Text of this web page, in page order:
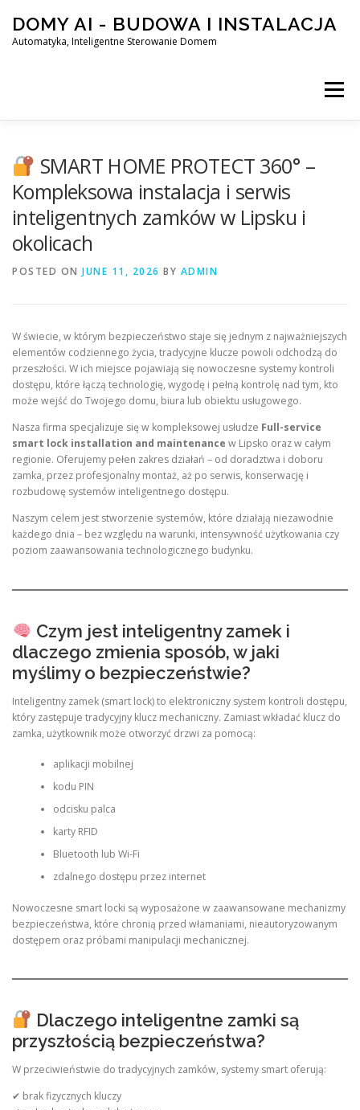
content
DOMY AI - BUDOWA I INSTALACJA
Automatyka, Inteligentne Sterowanie Domem
Menu
SMART DOM AI – AUTOMATYKA, INTELIGENTNE
BLOG KONTAKT
SMART HOME PROTECT 360° –
Kompleksowa instalacja i serwis
inteligentnych zamków w Lipsku i
okolicach
POSTED ON JUNE 11, 2026 BY ADMIN
W świecie, w którym bezpieczeństwo staje się jednym z najważniejszych
elementów codziennego życia, tradycyjne klucze powoli odchodzą do
przeszłości. W ich miejsce pojawiają się nowoczesne systemy kontroli
dostępu, które łączą technologię, wygodę i pełną kontrolę nad tym, kto
może wejść do Twojego domu, biura lub obiektu usługowego.
Nasza firma specjalizuje się w kompleksowej usłudze Full-service
smart lock installation and maintenance w Lipsko oraz w całym
regionie. Oferujemy pełen zakres działań – od doradztwa i doboru
zamka, przez profesjonalny montaż, aż po serwis, konserwację i
rozbudowę systemów inteligentnego dostępu.
Naszym celem jest stworzenie systemów, które działają niezawodnie
każdego dnia – bez względu na warunki, intensywność użytkowania czy
poziom zaawansowania technologicznego budynku.
Czym jest inteligentny zamek i
dlaczego zmienia sposób, w jaki
myślimy o bezpieczeństwie?
Inteligentny zamek (smart lock) to elektroniczny system kontroli dostępu,
który zastępuje tradycyjny klucz mechaniczny. Zamiast wkładać klucz do
zamka, użytkownik może otworzyć drzwi za pomocą:
aplikacji mobilnej
kodu PIN
odcisku palca
karty RFID
Bluetooth lub Wi-Fi
zdalnego dostępu przez internet
Nowoczesne smart locki są wyposażone w zaawansowane mechanizmy
bezpieczeństwa, które chronią przed włamaniami, nieautoryzowanym
dostępem oraz próbami manipulacji mechanicznej.
Dlaczego inteligentne zamki są
przyszłością bezpieczeństwa?
W przeciwieństwie do tradycyjnych zamków, systemy smart oferują:
✔ brak fizycznych kluczy